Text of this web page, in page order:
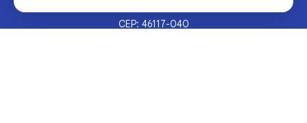
CEP: 46117-040